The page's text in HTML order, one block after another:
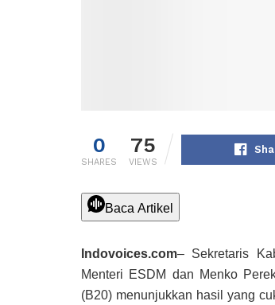
0
SHARES
75
VIEWS
Baca Artikel
Indovoices.com– Sekretaris
Menteri ESDM dan Menko
(B20) menunjukkan hasil yang